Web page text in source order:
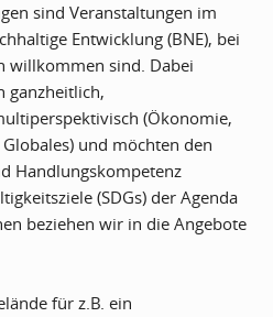
sind Veranstaltungen im
Entwicklung (BNE), bei
willkommen sind. Dabei
ganzheitlich,
(Ökonomie,
und möchten den
Handlungskompetenz
(SDGs) der Agenda
beziehen wir in die Angebote
für z.B. ein